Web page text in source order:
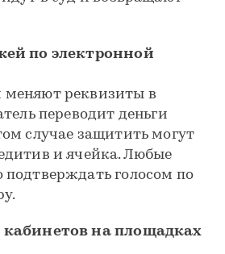
по электронной
реквизиты в
переводит деньги
случае защитить могут
и ячейка. Любые
голосом по
на площадках